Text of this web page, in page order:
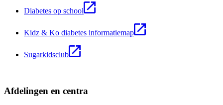
Diabetes op school
Kidz & Ko diabetes informatiemap
Sugarkidsclub
Afdelingen en centra